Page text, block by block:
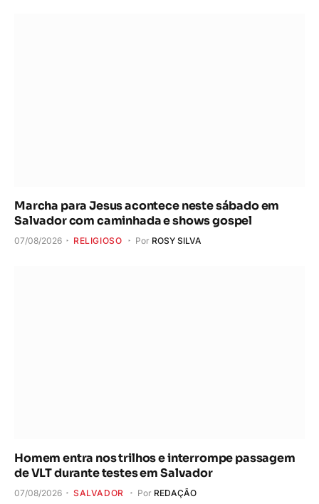
Marcha para Jesus acontece neste sábado em
Salvador com caminhada e shows gospel
07/08/2026 RELIGIOSO Por ROSY SILVA
Homem entra nos trilhos e interrompe passagem
de VLT durante testes em Salvador
07/08/2026 SALVADOR Por REDAÇÃO